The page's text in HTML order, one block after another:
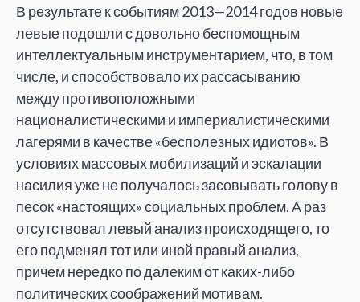
В результате к событиям 2013—2014 годов новые
левые подошли с довольно беспомощным
интеллектуальным инструментарием, что, в том
числе, и способствовало их рассасыванию
между противоположными
националистическими и империалистическими
лагерями в качестве «бесполезных идиотов». В
условиях массовых мобилизаций и эскалации
насилия уже не получалось засовывать голову в
песок «настоящих» социальных проблем. А раз
отсутствовал левый анализ происходящего, то
его подменял тот или иной правый анализ,
причем нередко по далеким от каких-либо
политических соображений мотивам.